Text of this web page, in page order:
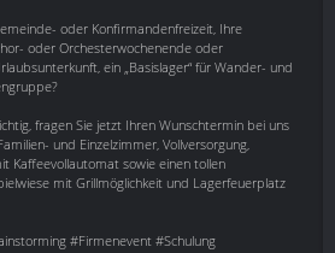
oder Konfirmandenfreizeit, Ihre
oder Orchesterwochenende oder
ein „Basislager“ für Wander- und
fragen Sie jetzt Ihren Wunschtermin bei uns
und Einzelzimmer, Vollversorgung,
Kaffeevollautomat sowie einen tollen
mit Grillmöglichkeit und Lagerfeuerplatz
#Firmenevent #Schulung